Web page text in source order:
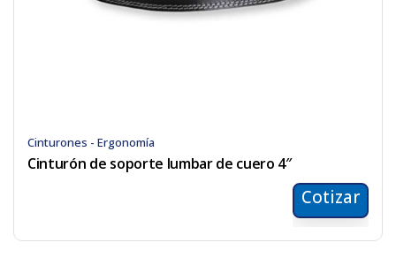
Cinturones - Ergonomía
Cinturón de soporte lumbar de cuero 4″
Cotizar